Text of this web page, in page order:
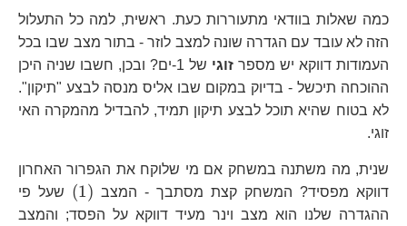
כמה שאלות בוודאי מתעוררות כעת. ראשית, למה כל התעלול
הזה לא עובד עם הגדרה שונה למצב לוזר - בתור מצב שבו בכל
העמודות דווקא יש מספר זוגי
של 1-ים? ובכן, חשבו שניה היכן
ההוכחה תיכשל - בדיוק במקום שבו אליס מנסה לבצע "תיקון".
לא בטוח שהיא תוכל לבצע תיקון תמיד, להבדיל מהמקרה האי
זוגי.
שנית, מה משתנה במשחק אם מי שלוקח את הגפרור האחרון
דווקא מפסיד? המשחק קצת מסתבך - המצב
(1)
שעל פי
ההגדרה שלנו הוא מצב וינר מעיד דווקא על הפסד; והמצב